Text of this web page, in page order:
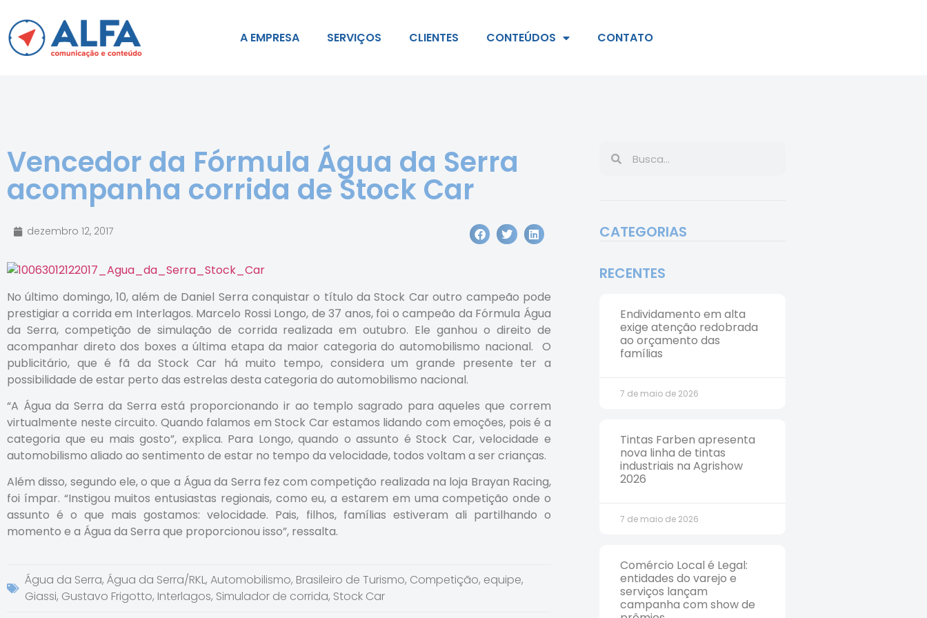
A EMPRESA SERVIÇOS CLIENTES CONTEÚDOS CONTATO
Vencedor da Fórmula Água da Serra
acompanha corrida de Stock Car
dezembro 12, 2017
No último domingo, 10, além de Daniel Serra conquistar o título da Stock Car outro campeão pode
prestigiar a corrida em Interlagos. Marcelo Rossi Longo, de 37 anos, foi o campeão da Fórmula Água
da Serra, competição de simulação de corrida realizada em outubro. Ele ganhou o direito de
acompanhar direto dos boxes a última etapa da maior categoria do automobilismo nacional. O
publicitário, que é fã da Stock Car há muito tempo, considera um grande presente ter a
possibilidade de estar perto das estrelas desta categoria do automobilismo nacional.
“A Água da Serra da Serra está proporcionando ir ao templo sagrado para aqueles que correm
virtualmente neste circuito. Quando falamos em Stock Car estamos lidando com emoções, pois é a
categoria que eu mais gosto”, explica. Para Longo, quando o assunto é Stock Car, velocidade e
automobilismo aliado ao sentimento de estar no tempo da velocidade, todos voltam a ser crianças.
Além disso, segundo ele, o que a Água da Serra fez com competição realizada na loja Brayan Racing,
foi ímpar. “Instigou muitos entusiastas regionais, como eu, a estarem em uma competição onde o
assunto é o que mais gostamos: velocidade. Pais, filhos, famílias estiveram ali partilhando o
momento e a Água da Serra que proporcionou isso”, ressalta.
Água da Serra, Água da Serra/RKL, Automobilismo, Brasileiro de Turismo, Competição, equipe,
Giassi, Gustavo Frigotto, Interlagos, Simulador de corrida, Stock Car
CATEGORIAS
RECENTES
Endividamento em alta
exige atenção redobrada
ao orçamento das
famílias
7 de maio de 2026
Tintas Farben apresenta
nova linha de tintas
industriais na Agrishow
2026
7 de maio de 2026
Comércio Local é Legal:
entidades do varejo e
serviços lançam
campanha com show de